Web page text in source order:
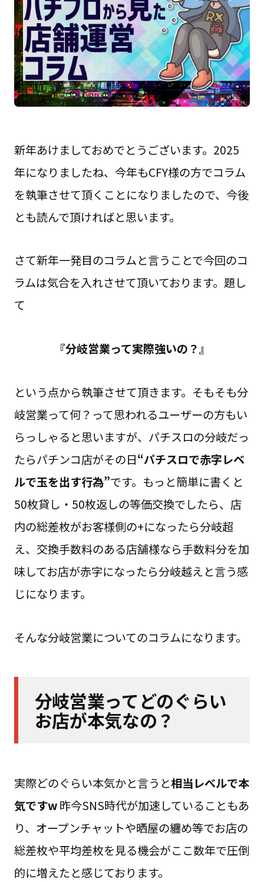
新年あけましておめでとうございます。2025
年になりましたね、今年もCFY様の方でコラム
を執筆させて頂くことになりましたので、今後
とも読んで頂ければと思います。
さて新年一発目のコラムと言うことで今回のコ
ラムは気合を入れさせて頂いております。題し
て
『分岐営業って実際強いの？』
という点から執筆させて頂きます。そもそも分
岐営業って何？って思われるユーザーの方もい
らっしゃると思いますが、パチスロの分岐だっ
たらパチンコ店がその日“パチスロで赤字レベ
ルで玉を出す行為”です。もっと簡単に書くと
50枚貸し・50枚返しの等価交換でしたら、店
内の総差枚がお客様側の+になったら分岐超
え、交換手数料のある店舗様なら手数料分を加
味してお店が赤字になったら分岐越えと言う感
じになります。
そんな分岐営業についてのコラムになります。
分岐営業ってどのぐらい
お店が本気なの？
実際どのぐらい本気かと言うと相当レベルで本
気ですw昨今SNS時代が加速していることもあ
り、オープンチャットや晒屋の纏め等でお店の
総差枚や平均差枚を見る機会がここ数年で圧倒
的に増えたと感じております。